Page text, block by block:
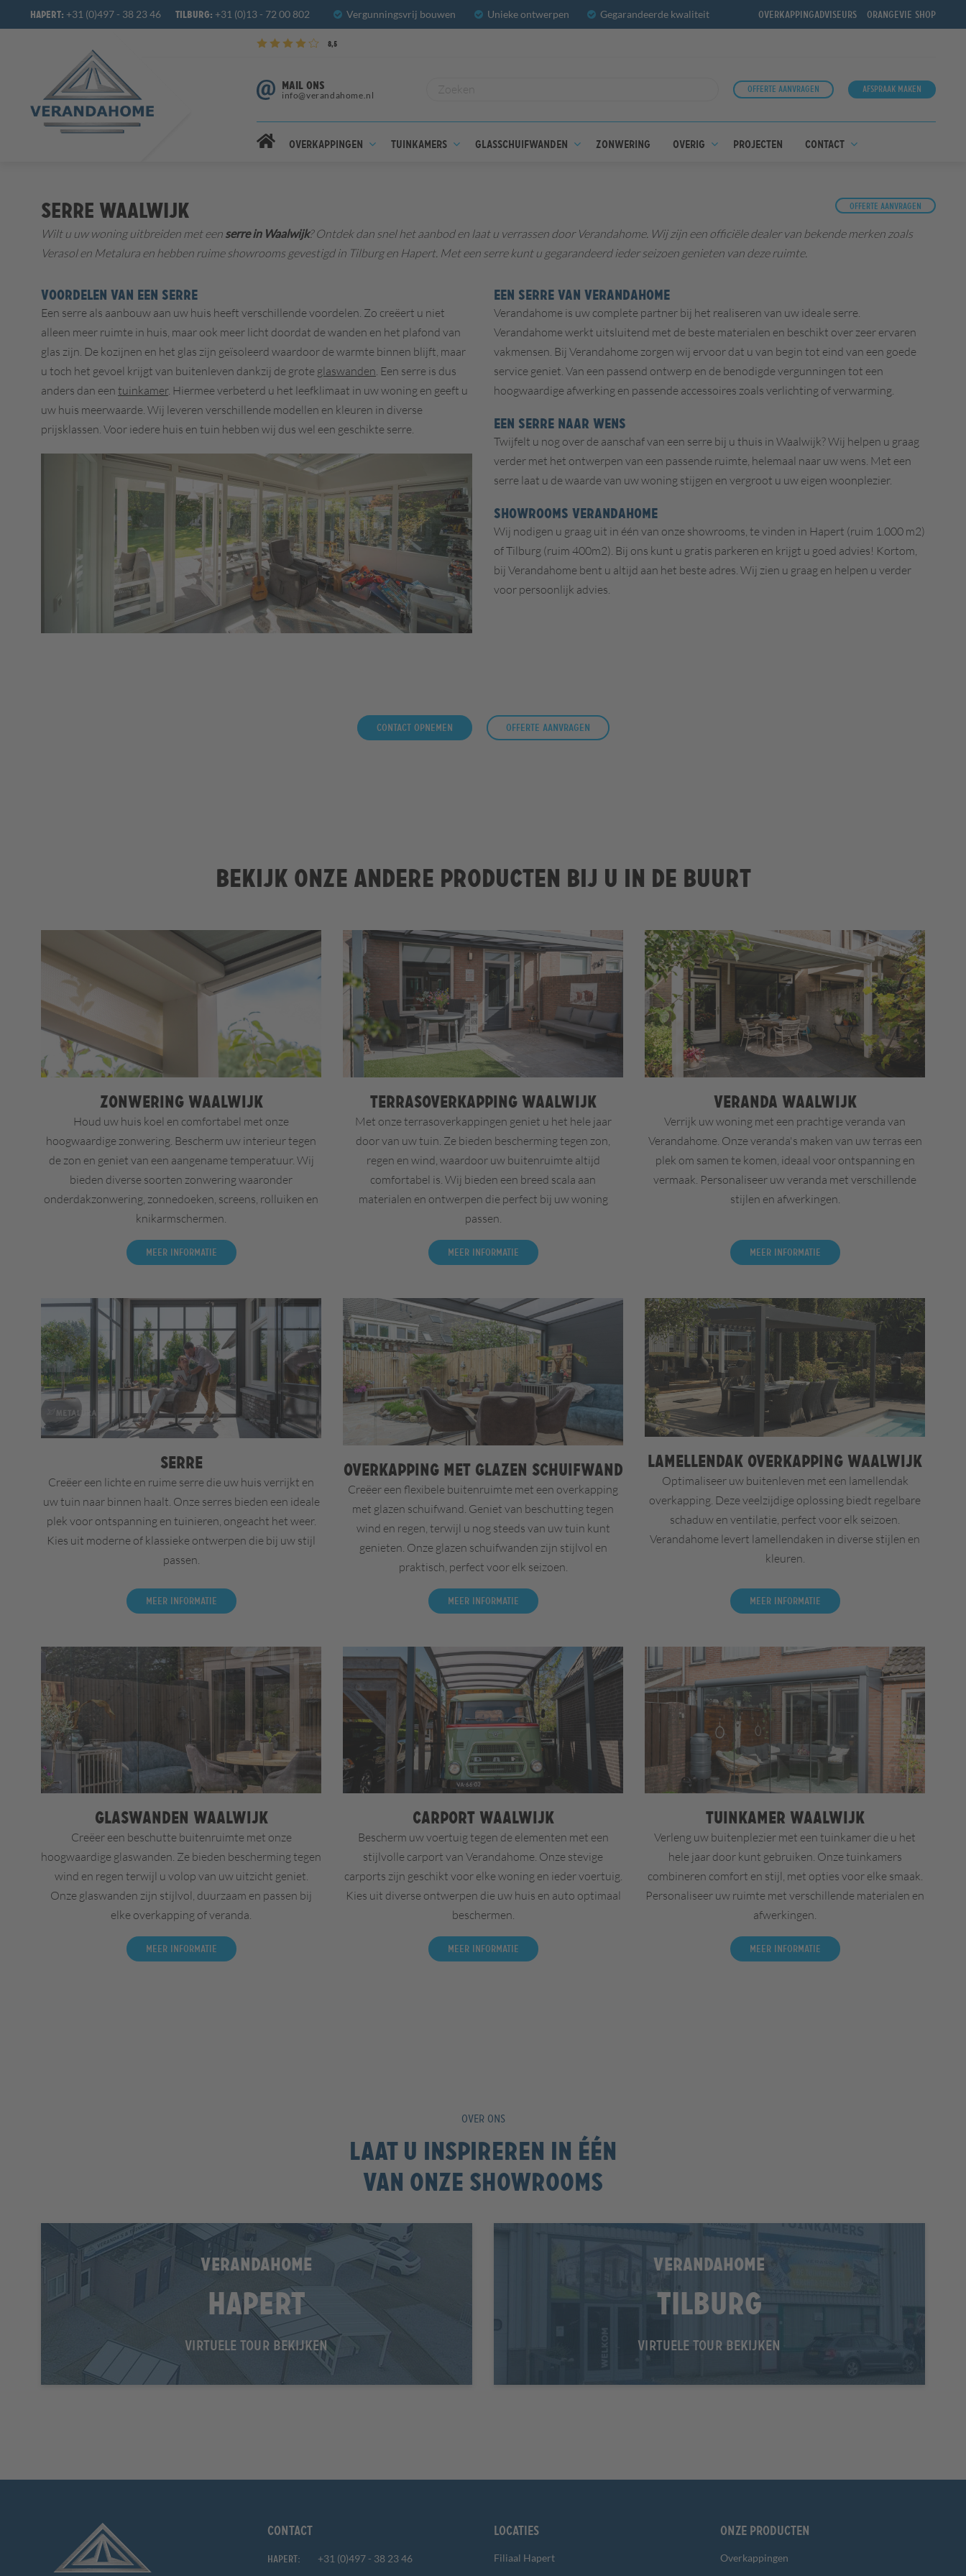
Hapert: +31 (0)497 - 38 23 46 Tilburg: +31 (0)13 - 72 00 802 Vergunningsvrij bouwen Unieke ontwerpen Gegarandeerde kwaliteit Overkappingadviseurs OrangeVie shop
8,5
MAIL ONS
info@verandahome.nl
Offerte aanvragen Afspraak maken
Overkappingen Tuinkamers Glasschuifwanden Zonwering Overig Projecten Contact
Serre Waalwijk Offerte aanvragen
Wilt u uw woning uitbreiden met een serre in Waalwijk? Ontdek dan snel het aanbod en laat u verrassen door Verandahome. Wij zijn een officiële dealer van bekende merken zoals
Verasol en Metalura en hebben ruime showrooms gevestigd in Tilburg en Hapert. Met een serre kunt u gegarandeerd ieder seizoen genieten van deze ruimte.
VOORDELEN VAN EEN SERRE
Een serre als aanbouw aan uw huis heeft verschillende voordelen. Zo creëert u niet
alleen meer ruimte in huis, maar ook meer licht doordat de wanden en het plafond van
glas zijn. De kozijnen en het glas zijn geïsoleerd waardoor de warmte binnen blijft, maar
u toch het gevoel krijgt van buitenleven dankzij de grote glaswanden. Een serre is dus
anders dan een tuinkamer. Hiermee verbeterd u het leefklimaat in uw woning en geeft u
uw huis meerwaarde. Wij leveren verschillende modellen en kleuren in diverse
prijsklassen. Voor iedere huis en tuin hebben wij dus wel een geschikte serre.
EEN SERRE VAN VERANDAHOME
Verandahome is uw complete partner bij het realiseren van uw ideale serre.
Verandahome werkt uitsluitend met de beste materialen en beschikt over zeer ervaren
vakmensen. Bij Verandahome zorgen wij ervoor dat u van begin tot eind van een goede
service geniet. Van een passend ontwerp en de benodigde vergunningen tot een
hoogwaardige afwerking en passende accessoires zoals verlichting of verwarming.
EEN SERRE NAAR WENS
Twijfelt u nog over de aanschaf van een serre bij u thuis in Waalwijk? Wij helpen u graag
verder met het ontwerpen van een passende ruimte, helemaal naar uw wens. Met een
serre laat u de waarde van uw woning stijgen en vergroot u uw eigen woonplezier.
SHOWROOMS VERANDAHOME
Wij nodigen u graag uit in één van onze showrooms, te vinden in Hapert (ruim 1.000 m2)
of Tilburg (ruim 400m2). Bij ons kunt u gratis parkeren en krijgt u goed advies! Kortom,
bij Verandahome bent u altijd aan het beste adres. Wij zien u graag en helpen u verder
voor persoonlijk advies.
Contact opnemen Offerte aanvragen
Bekijk onze andere producten bij u in de buurt
Zonwering Waalwijk
Houd uw huis koel en comfortabel met onze
hoogwaardige zonwering. Bescherm uw interieur tegen
de zon en geniet van een aangename temperatuur. Wij
bieden diverse soorten zonwering waaronder
onderdakzonwering, zonnedoeken, screens, rolluiken en
knikarmschermen.
Meer informatie
Terrasoverkapping Waalwijk
Met onze terrasoverkappingen geniet u het hele jaar
door van uw tuin. Ze bieden bescherming tegen zon,
regen en wind, waardoor uw buitenruimte altijd
comfortabel is. Wij bieden een breed scala aan
materialen en ontwerpen die perfect bij uw woning
passen.
Meer informatie
Veranda Waalwijk
Verrijk uw woning met een prachtige veranda van
Verandahome. Onze veranda's maken van uw terras een
plek om samen te komen, ideaal voor ontspanning en
vermaak. Personaliseer uw veranda met verschillende
stijlen en afwerkingen.
Meer informatie
Serre
Creëer een lichte en ruime serre die uw huis verrijkt en
uw tuin naar binnen haalt. Onze serres bieden een ideale
plek voor ontspanning en tuinieren, ongeacht het weer.
Kies uit moderne of klassieke ontwerpen die bij uw stijl
passen.
Meer informatie
Overkapping met glazen schuifwand
Creëer een flexibele buitenruimte met een overkapping
met glazen schuifwand. Geniet van beschutting tegen
wind en regen, terwijl u nog steeds van uw tuin kunt
genieten. Onze glazen schuifwanden zijn stijlvol en
praktisch, perfect voor elk seizoen.
Meer informatie
Lamellendak overkapping Waalwijk
Optimaliseer uw buitenleven met een lamellendak
overkapping. Deze veelzijdige oplossing biedt regelbare
schaduw en ventilatie, perfect voor elk seizoen.
Verandahome levert lamellendaken in diverse stijlen en
kleuren.
Meer informatie
Glaswanden Waalwijk
Creëer een beschutte buitenruimte met onze
hoogwaardige glaswanden. Ze bieden bescherming tegen
wind en regen terwijl u volop van uw uitzicht geniet.
Onze glaswanden zijn stijlvol, duurzaam en passen bij
elke overkapping of veranda.
Meer informatie
Carport Waalwijk
Bescherm uw voertuig tegen de elementen met een
stijlvolle carport van Verandahome. Onze stevige
carports zijn geschikt voor elke woning en ieder voertuig.
Kies uit diverse ontwerpen die uw huis en auto optimaal
beschermen.
Meer informatie
Tuinkamer Waalwijk
Verleng uw buitenplezier met een tuinkamer die u het
hele jaar door kunt gebruiken. Onze tuinkamers
combineren comfort en stijl, met opties voor elke smaak.
Personaliseer uw ruimte met verschillende materialen en
afwerkingen.
Meer informatie
OVER ONS
Laat u inspireren in één
van onze showrooms
VERANDAHOME
Hapert
VIRTUELE TOUR BEKIJKEN
VERANDAHOME
Tilburg
VIRTUELE TOUR BEKIJKEN
Contact
Hapert: +31 (0)497 - 38 23 46
Locaties
Filiaal Hapert
Onze producten
Overkappingen